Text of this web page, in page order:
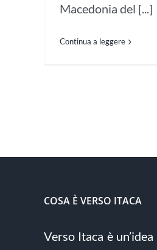
Macedonia del [...]
Continua a leggere
COSA È VERSO ITACA
Verso Itaca è